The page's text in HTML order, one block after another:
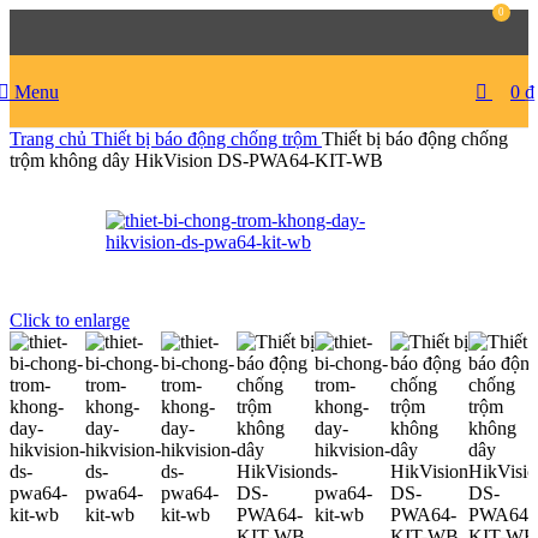
Menu
0
0 ₫
Trang chủ Thiết bị báo động chống trộm Thiết bị báo động chống
trộm không dây HikVision DS-PWA64-KIT-WB
Click to enlarge